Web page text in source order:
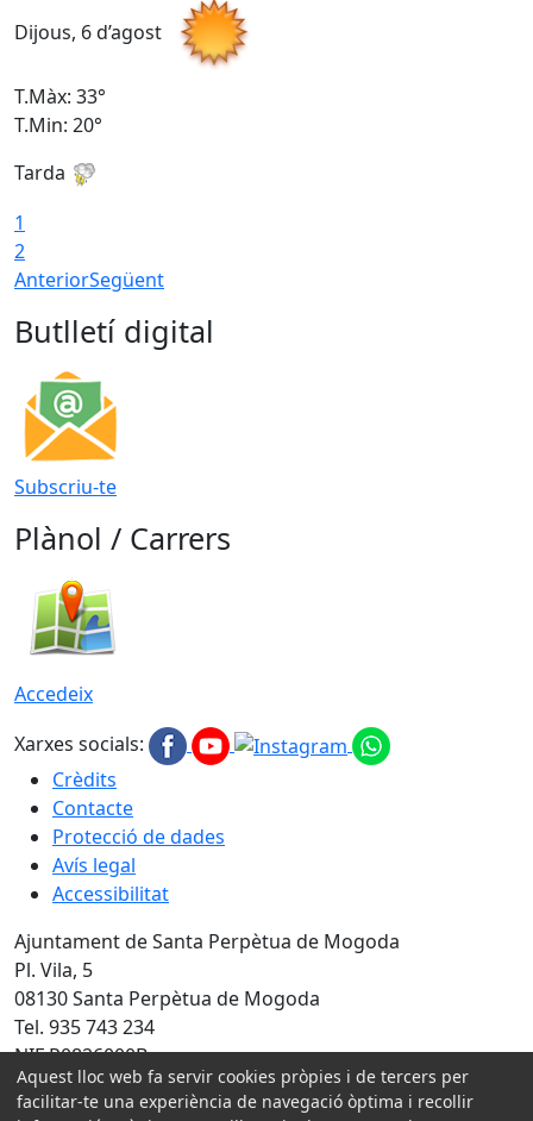
Dijous, 6 d’agost
T.Màx: 33°
T.Min: 20°
Tarda
1
2
AnteriorSegüent
Butlletí digital
Subscriu-te
Plànol / Carrers
Accedeix
Xarxes socials:
Crèdits
Contacte
Protecció de dades
Avís legal
Accessibilitat
Ajuntament de Santa Perpètua de Mogoda
Pl. Vila, 5
08130 Santa Perpètua de Mogoda
Tel. 935 743 234
NIF P0826000B
Amb la col·laboració de:
Aquest lloc web fa servir cookies pròpies i de tercers per
facilitar-te una experiència de navegació òptima i recollir